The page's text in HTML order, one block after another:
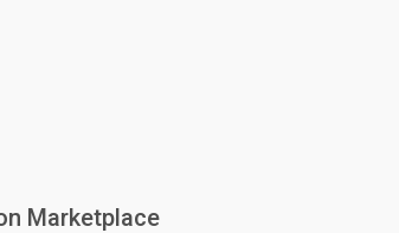
Marketplace